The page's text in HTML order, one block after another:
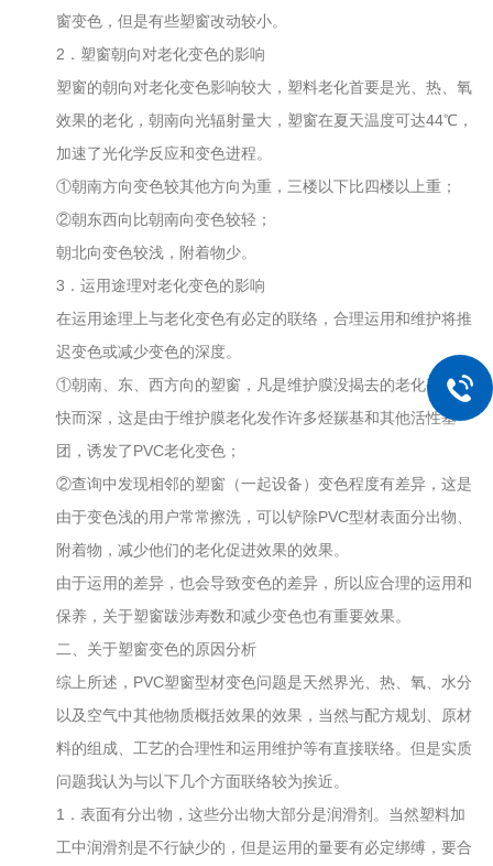
窗变色，但是有些塑窗改动较小。
2．塑窗朝向对老化变色的影响
塑窗的朝向对老化变色影响较大，塑料老化首要是光、热、氧
效果的老化，朝南向光辐射量大，塑窗在夏天温度可达44℃，
加速了光化学反应和变色进程。
①朝南方向变色较其他方向为重，三楼以下比四楼以上重；
②朝东西向比朝南向变色较轻；
朝北向变色较浅，附着物少。
3．运用途理对老化变色的影响
在运用途理上与老化变色有必定的联络，合理运用和维护将推
迟变色或减少变色的深度。
①朝南、东、西方向的塑窗，凡是维护膜没揭去的老化变色都
快而深，这是由于维护膜老化发作许多烃羰基和其他活性基
团，诱发了PVC老化变色；
②查询中发现相邻的塑窗（一起设备）变色程度有差异，这是
由于变色浅的用户常常擦洗，可以铲除PVC型材表面分出物、
附着物，减少他们的老化促进效果的效果。
由于运用的差异，也会导致变色的差异，所以应合理的运用和
保养，关于塑窗跋涉寿数和减少变色也有重要效果。
二、关于塑窗变色的原因分析
综上所述，PVC塑窗型材变色问题是天然界光、热、氧、水分
以及空气中其他物质概括效果的效果，当然与配方规划、原材
料的组成、工艺的合理性和运用维护等有直接联络。但是实质
问题我认为与以下几个方面联络较为挨近。
1．表面有分出物，这些分出物大部分是润滑剂。当然塑料加
工中润滑剂是不行缺少的，但是运用的量要有必定绑缚，要合